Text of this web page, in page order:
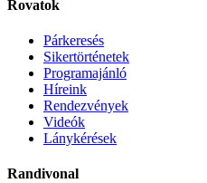
Rovatok
Párkeresés
Sikertörténetek
Programajánló
Híreink
Rendezvények
Videók
Lánykérések
Randivonal